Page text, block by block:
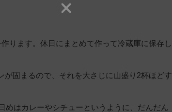
ります。休日にまとめて作って冷蔵庫に保存し
固まるので、それを大さじに山盛り2杯ほどす
めはカレーやシチューというように、だんだん